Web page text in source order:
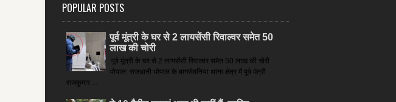
POPULAR POSTS
पूर्व मूंत्री के घर से 2 लायसेंसी रिवाल्वर समेत 50
लाख की चोरी
पूर्व मूंत्री के घर से 2 लायसेंसी रिवाल्वर समेत 50 लाख की चोरी
भोपाल: राजधानी भोपाल के बागसेवनिया थाना क्षेत्र में पूर्व मंत्री
राजकुमार ...